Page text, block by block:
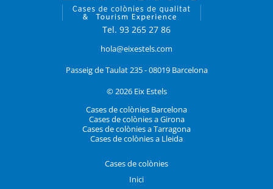
Tel. 93 265 27 86
hola@eixestels.com
Passeig de Taulat 235 - 08019 Barcelona
© 2026 Eix Estels
Cases de colònies Barcelona
Cases de colònies a Girona
Cases de colònies a Tarragona
Cases de colònies a Lleida
Cases de colònies
Inici